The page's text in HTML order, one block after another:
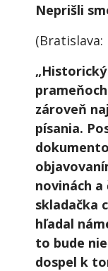
Neprišli
(Bratislava:
zároveň
písania.
novinách a
skladačka
hľadal
to bude
dospel k